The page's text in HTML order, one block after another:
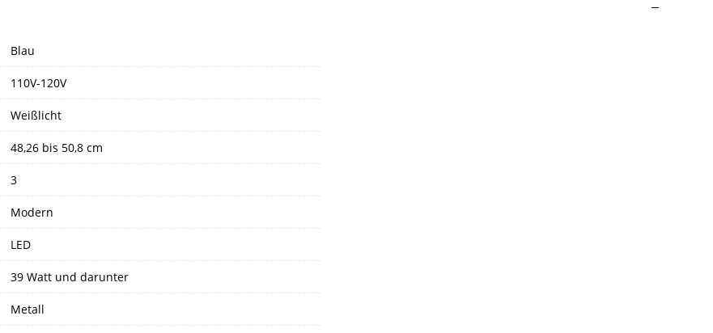
Blau
110V-120V
Weißlicht
48,26 bis 50,8 cm
3
Modern
LED
39 Watt und darunter
Metall